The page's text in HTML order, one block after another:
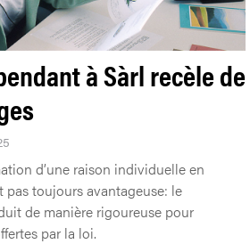
à Sàrl recèle de
d’une raison individuelle en
pas toujours avantageuse: le
de manière rigoureuse pour
par la loi.